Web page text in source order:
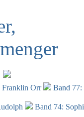
Franklin Orr
Band
Band 74: